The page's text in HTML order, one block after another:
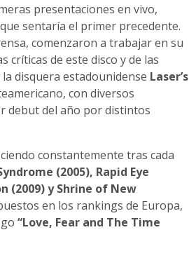
presentaciones en vivo,
sentaría el primer precedente.
comenzaron a trabajar en su
críticas de este disco y de las
disquera estadounidense Laser’s
con diversos
debut del año por distintos
constantemente tras cada
(2005), Rapid Eye
(2009) y Shrine of New
en los rankings de Europa,
“Love, Fear and The Time